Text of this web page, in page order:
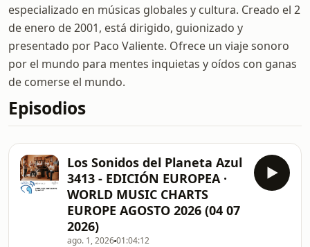
especializado en músicas globales y cultura. Creado el 2
de enero de 2001, está dirigido, guionizado y
presentado por Paco Valiente. Ofrece un viaje sonoro
por el mundo para mentes inquietas y oídos con ganas
de comerse el mundo.
Episodios
Los Sonidos del Planeta Azul
3413 - EDICIÓN EUROPEA ·
WORLD MUSIC CHARTS
EUROPE AGOSTO 2026 (04 07
2026)
ago. 1, 202601:04:12